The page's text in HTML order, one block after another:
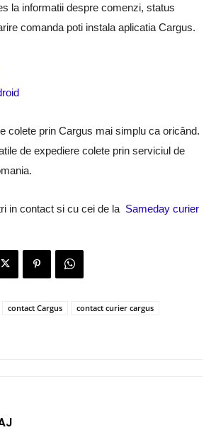
la informatii despre comenzi, status
comanda poti instala aplicatia Cargus.
colete prin Cargus mai simplu ca oricând.
de expediere colete prin serviciul de
in contact si cu cei de la Sameday curier
contact Cargus
contact curier cargus